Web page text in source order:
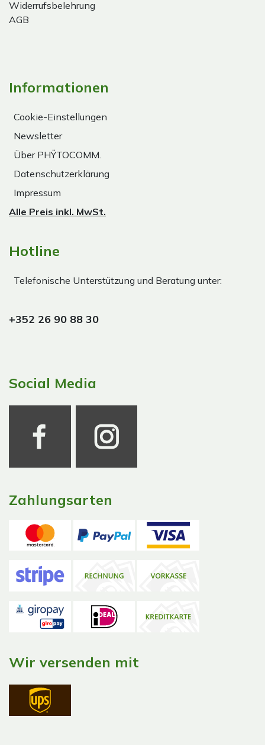
Widerrufsbelehrung
AGB
Informationen
Cookie-Einstellungen
Newsletter
Über PHŸTOCOMM.
Datenschutzerklärung
Impressum
Alle Preis inkl. MwSt.
Hotline
Telefonische Unterstützung und Beratung unter:
+352 26 90 88 30
Social Media
Zahlungsarten
Wir versenden mit